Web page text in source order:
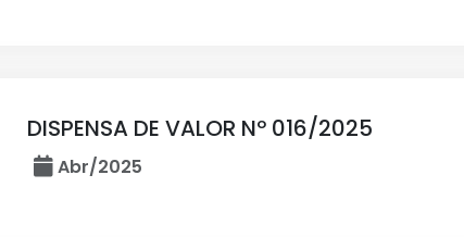
DISPENSA DE VALOR Nº 016/2025
Abr/2025